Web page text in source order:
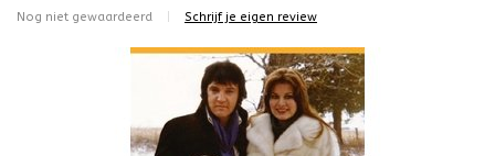
Nog niet gewaardeerd Schrijf je eigen review